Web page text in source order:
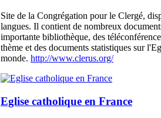
Site de la Congrégation pour le Clergé,
langues. Il contient de nombreux
importante bibliothèque, des
thème et des documents statistiques sur
monde. http://www.clerus.org/
Eglise catholique en France